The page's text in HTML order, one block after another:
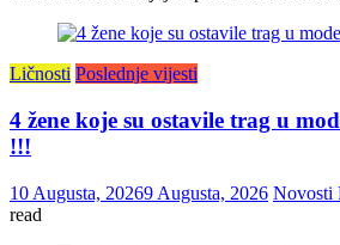
Ličnosti Poslednje vijesti
4 žene koje su ostavile trag u
!!!
10 Augusta, 20269 Augusta, 2026 Novosti
read